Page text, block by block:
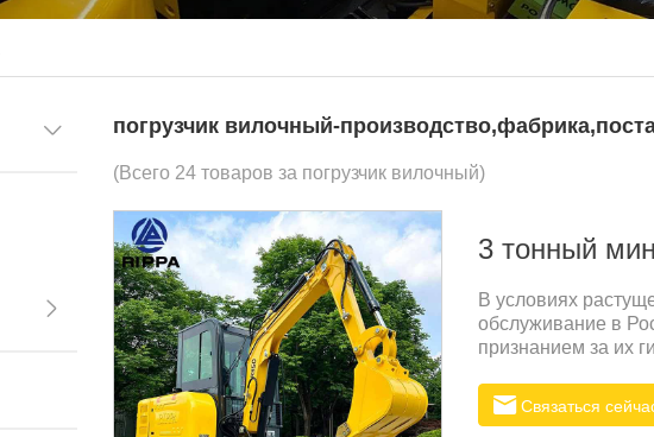
погрузчик вилочный-
(Всего 24 товаров за погрузчик вилочный)
3 тонный
В условиях
обслуживание в
признанием за их
Связаться